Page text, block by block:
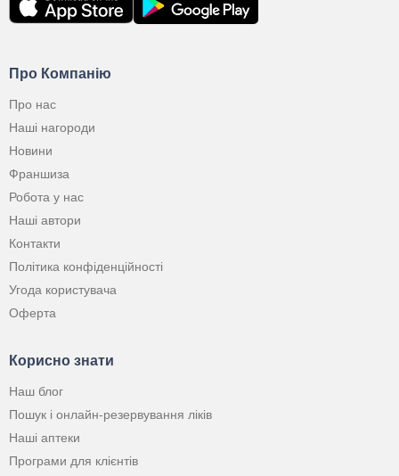
Про Компанію
Про нас
Наші нагороди
Новини
Франшиза
Робота у нас
Наші автори
Контакти
Політика конфіденційності
Угода користувача
Оферта
Корисно знати
Наш блог
Пошук і онлайн-резервування ліків
Наші аптеки
Програми для клієнтів